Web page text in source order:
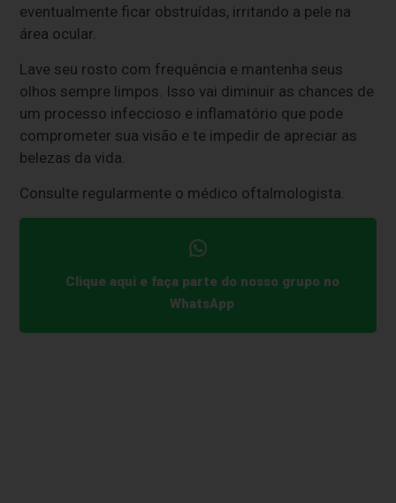
eventualmente ficar obstruídas, irritando a pele na
área ocular.
Lave seu rosto com frequência e mantenha seus
olhos sempre limpos. Isso vai diminuir as chances de
um processo infeccioso e inflamatório que pode
comprometer sua visão e te impedir de apreciar as
belezas da vida.
Consulte regularmente o médico oftalmologista.
Clique aqui e faça parte do nosso grupo no
WhatsApp